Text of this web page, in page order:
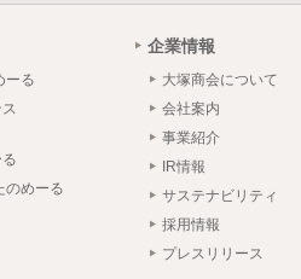
ーる
のめーる
企業情報
大塚商会について
会社案内
事業紹介
IR情報
サステナビリティ
採用情報
プレスリリース